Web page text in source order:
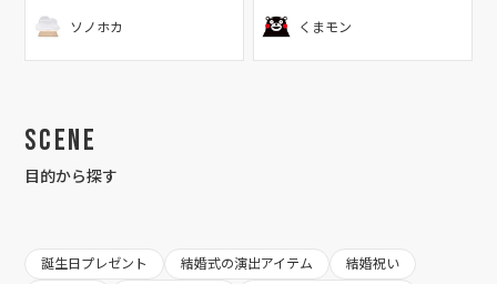
ソノホカ くまモン
Scene
目的から探す
誕生日プレゼント 結婚式の演出アイテム
結婚祝い